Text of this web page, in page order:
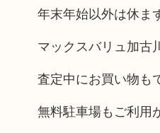
年末年始以外は休ま
マックスバリュ加古
査定中にお買い物も
無料駐車場もご利用